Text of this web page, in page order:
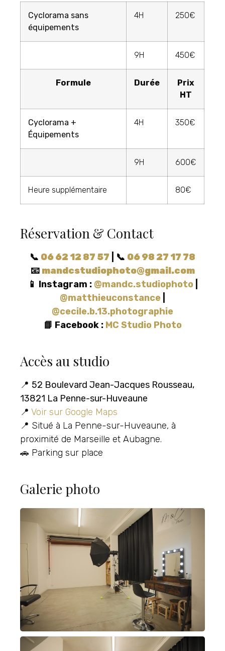
Cyclorama sans
équipements
4H 250€
9H 450€
Formule Durée
Prix
HT
Cyclorama +
Équipements
4H 350€
9H 600€
Heure supplémentaire 80€
Réservation & Contact
📞 06 62 12 87 57 | 📞 06 98 27 17 78
📧 mandcstudiophoto@gmail.com
📱 Instagram : @mandc.studiophoto|
@matthieuconstance
@cecile.b.13.photographie
📘 Facebook : MC Studio Photo
Accès au studio
📍 52 Boulevard Jean-Jacques Rousseau,
13821 La Penne-sur-Huveaune
📍Voir sur Google Maps
📍 Situé à La Penne-sur-Huveaune, à
proximité de Marseille et Aubagne.
🚗 Parking sur place
Galerie photo